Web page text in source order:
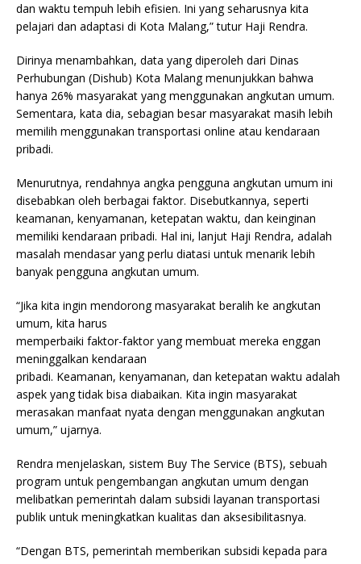
dan waktu tempuh lebih efisien. Ini yang seharusnya kita
pelajari dan adaptasi di Kota Malang,” tutur Haji Rendra.
Dirinya menambahkan, data yang diperoleh dari Dinas
Perhubungan (Dishub) Kota Malang menunjukkan bahwa
hanya 26% masyarakat yang menggunakan angkutan umum.
Sementara, kata dia, sebagian besar masyarakat masih lebih
memilih menggunakan transportasi online atau kendaraan
pribadi.
Menurutnya, rendahnya angka pengguna angkutan umum ini
disebabkan oleh berbagai faktor. Disebutkannya, seperti
keamanan, kenyamanan, ketepatan waktu, dan keinginan
memiliki kendaraan pribadi. Hal ini, lanjut Haji Rendra, adalah
masalah mendasar yang perlu diatasi untuk menarik lebih
banyak pengguna angkutan umum.
“Jika kita ingin mendorong masyarakat beralih ke angkutan
umum, kita harus
memperbaiki faktor-faktor yang membuat mereka enggan
meninggalkan kendaraan
pribadi. Keamanan, kenyamanan, dan ketepatan waktu adalah
aspek yang tidak bisa diabaikan. Kita ingin masyarakat
merasakan manfaat nyata dengan menggunakan angkutan
umum,” ujarnya.
Rendra menjelaskan, sistem Buy The Service (BTS), sebuah
program untuk pengembangan angkutan umum dengan
melibatkan pemerintah dalam subsidi layanan transportasi
publik untuk meningkatkan kualitas dan aksesibilitasnya.
“Dengan BTS, pemerintah memberikan subsidi kepada para